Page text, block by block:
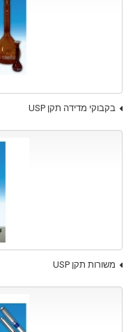
בקבוקי מדידה תקן USP
משורות תקן USP